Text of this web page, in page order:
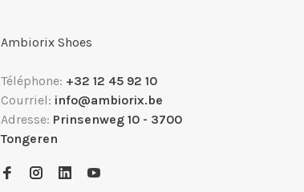
Ambiorix Shoes
Téléphone: +32 12 45 92 10
Courriel: info@ambiorix.be
Adresse: Prinsenweg 10 - 3700
Tongeren